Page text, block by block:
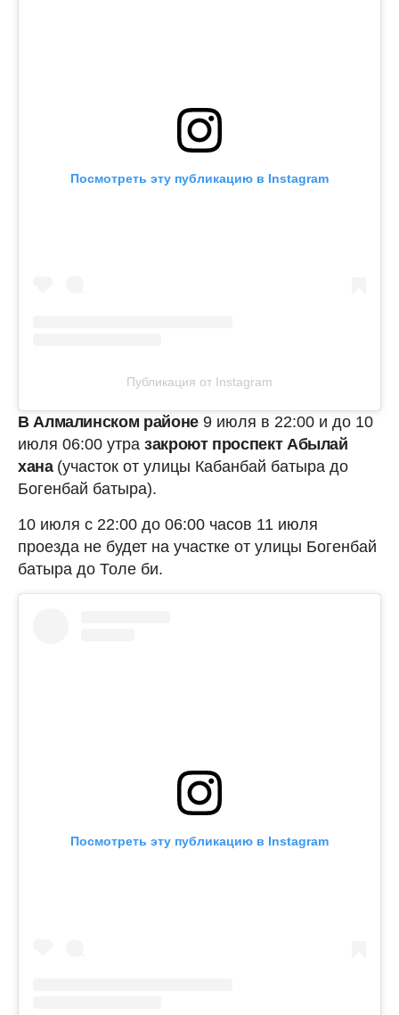
Посмотреть эту публикацию в Instagram
Публикация от Instagram
В Алмалинском районе9 июля в 22:00 и до 10
июля 06:00 утра закроют проспект Абылай
хана (участок от улицы Кабанбай батыра до
Богенбай батыра).
10 июля с 22:00 до 06:00 часов 11 июля
проезда не будет на участке от улицы Богенбай
батыра до Толе би.
Посмотреть эту публикацию в Instagram